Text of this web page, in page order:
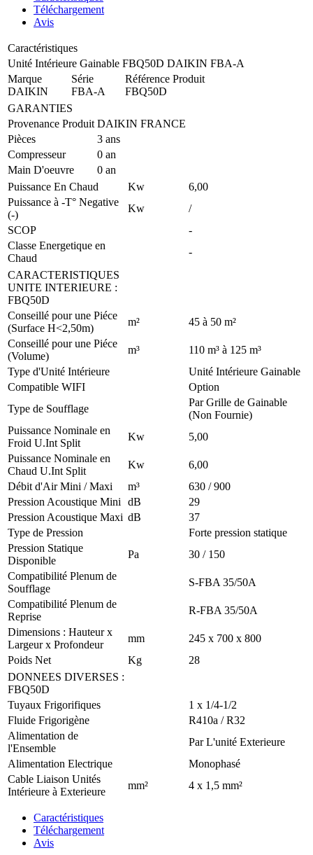
Téléchargement
Avis
Caractéristiques
Unité Intérieure Gainable FBQ50D DAIKIN FBA-A
Marque
DAIKIN
Série
FBA-A
Référence Produit
FBQ50D
GARANTIES
Provenance Produit DAIKIN FRANCE
Pièces
3 ans
Compresseur
0 an
Main D'oeuvre
0 an
Puissance En Chaud
Kw
6,00
Puissance à -T° Negative
(-)
Kw
/
SCOP
-
Classe Energetique en
Chaud
-
CARACTERISTIQUES
UNITE INTERIEURE :
FBQ50D
Conseillé pour une Piéce
(Surface H<2,50m)
m²
45 à 50 m²
Conseillé pour une Piéce
(Volume)
m³
110 m³ à 125 m³
Type d'Unité Intérieure
Unité Intérieure Gainable
Compatible WIFI
Option
Type de Soufflage
Par Grille de Gainable
(Non Fournie)
Puissance Nominale en
Froid U.Int Split
Kw
5,00
Puissance Nominale en
Chaud U.Int Split
Kw
6,00
Débit d'Air Mini / Maxi
m³
630 / 900
Pression Acoustique Mini
dB
29
Pression Acoustique Maxi dB
37
Type de Pression
Forte pression statique
Pression Statique
Disponible
Pa
30 / 150
Compatibilité Plenum de
Soufflage
S-FBA 35/50A
Compatibilité Plenum de
Reprise
R-FBA 35/50A
Dimensions : Hauteur x
Largeur x Profondeur
mm
245 x 700 x 800
Poids Net
Kg
28
DONNEES DIVERSES :
FBQ50D
Tuyaux Frigorifiques
1 x 1/4-1/2
Fluide Frigorigène
R410a / R32
Alimentation de
l'Ensemble
Par L'unité Exterieure
Alimentation Electrique
Monophasé
Cable Liaison Unités
Intérieure à Exterieure
mm² 4 x 1,5 mm²
Caractéristiques
Téléchargement
Avis